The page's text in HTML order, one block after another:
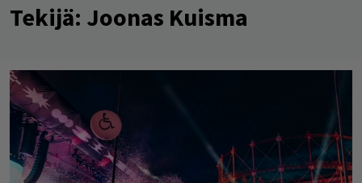
Tekijä: Joonas Kuisma